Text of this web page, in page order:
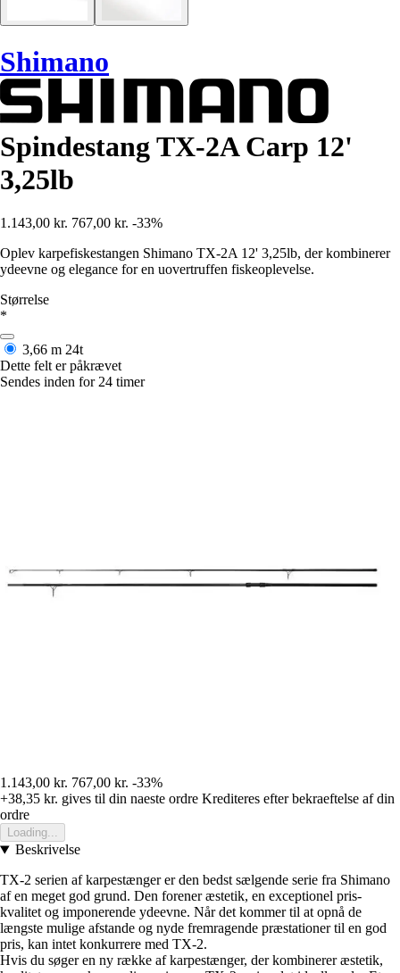
Shimano
Spindestang TX-2A Carp 12'
3,25lb
1.143,00 kr. 767,00 kr. -33%
Oplev karpefiskestangen Shimano TX-2A 12' 3,25lb, der kombinerer
ydeevne og elegance for en uovertruffen fiskeoplevelse.
Størrelse
*
3,66 m 24t
Dette felt er påkrævet
Sendes inden for 24 timer
1.143,00 kr. 767,00 kr. -33%
+38,35 kr. gives til din naeste ordre Krediteres efter bekraeftelse af din
ordre
Loading...
Beskrivelse
TX-2 serien af karpestænger er den bedst sælgende serie fra Shimano
af en meget god grund. Den forener æstetik, en exceptionel pris-
kvalitet og imponerende ydeevne. Når det kommer til at opnå de
længste mulige afstande og nyde fremragende præstationer til en god
pris, kan intet konkurrere med TX-2.
Hvis du søger en ny række af karpestænger, der kombinerer æstetik,